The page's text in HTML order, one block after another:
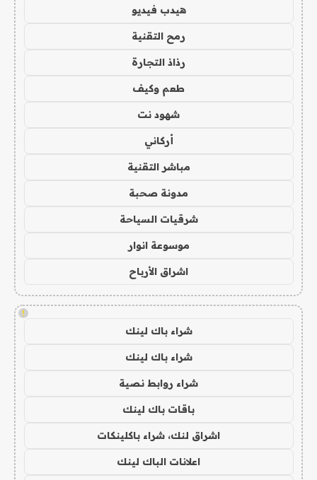
هيدب فيديو
رمح التقنية
رذاذ التجارة
طعم وكيف
شهود نت
أركاني
مباشر التقنية
مدونة صحبة
شرقيات السياحة
موسوعة انوار
اشراق الأرباح
!
شراء باك لينك
شراء باك لينك
شراء روابط نصية
باقات باك لينك
اشراق لنك، شراء باكلينكات
اعلانات الباك لينك